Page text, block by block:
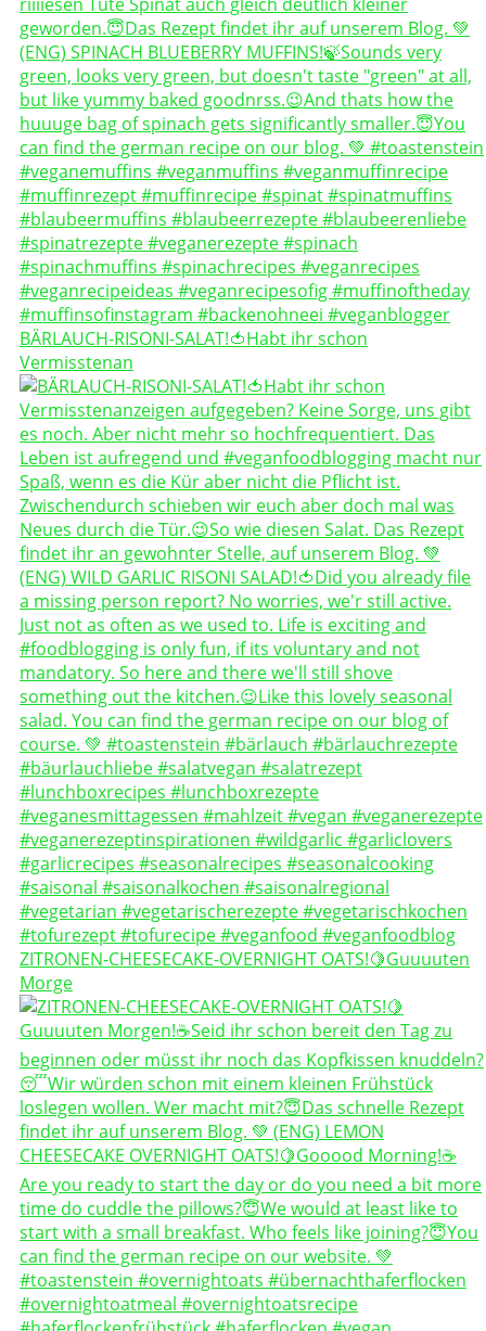
BÄRLAUCH-RISONI-SALAT!🍅Habt ihr schon
Vermisstenan
ZITRONEN-CHEESECAKE-OVERNIGHT OATS!🍋Guuuuten
Morge